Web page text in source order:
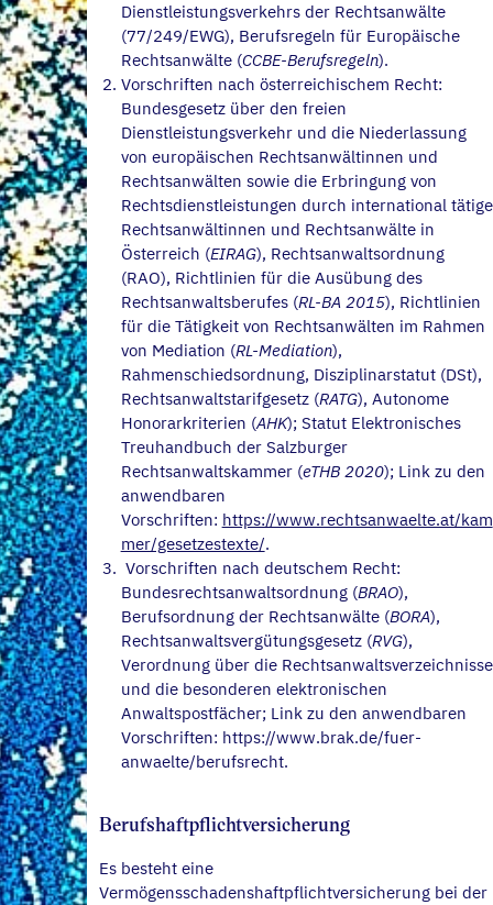
Dienstleistungsverkehrs der Rechtsanwälte
(77/249/EWG), Berufsregeln für Europäische
Rechtsanwälte (CCBE-Berufsregeln).
Vorschriften nach österreichischem Recht:
Bundesgesetz über den freien
Dienstleistungsverkehr und die Niederlassung
von europäischen Rechtsanwältinnen und
Rechtsanwälten sowie die Erbringung von
Rechtsdienstleistungen durch international tätige
Rechtsanwältinnen und Rechtsanwälte in
Österreich (EIRAG), Rechtsanwaltsordnung
(RAO), Richtlinien für die Ausübung des
Rechtsanwaltsberufes (RL-BA 2015), Richtlinien
für die Tätigkeit von Rechtsanwälten im Rahmen
von Mediation (RL-Mediation),
Rahmenschiedsordnung, Disziplinarstatut (DSt),
Rechtsanwaltstarifgesetz (RATG), Autonome
Honorarkriterien (AHK); Statut Elektronisches
Treuhandbuch der Salzburger
Rechtsanwaltskammer (eTHB 2020); Link zu den
anwendbaren
Vorschriften: https://www.rechtsanwaelte.at/kam
mer/gesetzestexte/.
Vorschriften nach deutschem Recht:
Bundesrechtsanwaltsordnung (BRAO),
Berufsordnung der Rechtsanwälte (BORA),
Rechtsanwaltsvergütungsgesetz (RVG),
Verordnung über die Rechtsanwaltsverzeichnisse
und die besonderen elektronischen
Anwaltspostfächer; Link zu den anwendbaren
Vorschriften: https://www.brak.de/fuer-
anwaelte/berufsrecht.
Berufshaftpflichtversicherung
Es besteht eine
Vermögensschadenshaftpflichtversicherung bei der